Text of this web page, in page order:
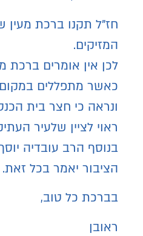
חז"ל תקנו ברכת מעין
המזיקים.
לכן אין אומרים
כאשר מתפללים במקום
ונראה כי חצר בית
ראוי לציין שלעיר
בנוסף הרב עובדיה
הציבור יאמר בכל זאת.
בברכת כל טוב,
ראובן